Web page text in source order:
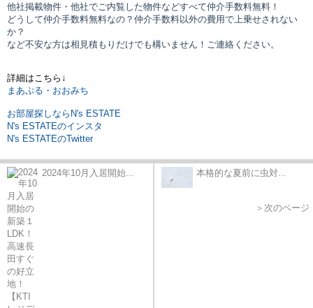
他社掲載物件・他社でご内覧した物件などすべて仲介手数料無料！
どうして仲介手数料無料なの？仲介手数料以外の費用で上乗せされない
か？
など不安な方は相見積もりだけでも構いません！ご連絡ください。
詳細はこちら↓
まあぷる・おおみち
お部屋探しならN's ESTATE
N's ESTATEのインスタ
N's ESTATEのTwitter
2024年10月入居開始... 本格的な夏前に虫対...
＞次のページ